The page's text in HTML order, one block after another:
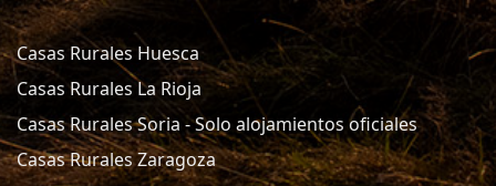
Casas Rurales Huesca
Casas Rurales La Rioja
Casas Rurales Soria - Solo alojamientos oficiales
Casas Rurales Zaragoza